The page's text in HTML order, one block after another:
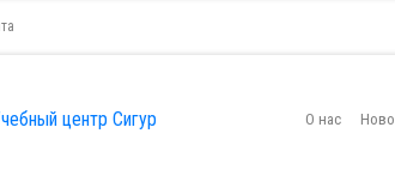
О нас